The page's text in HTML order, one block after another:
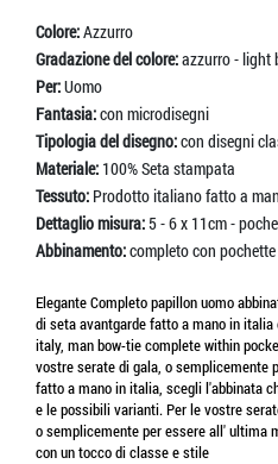
Colore:Azzurro
Gradazione del colore:azzurro - light
Per:Uomo
Fantasia:con microdisegni
Tipologia del disegno:con disegni
Materiale: 100% Seta stampata
Tessuto: Prodotto italiano fatto a
Dettaglio misura:5 - 6 x 11cm -
Abbinamento:completo con pochette
Elegante Completo papillon uomo
di seta avantgarde fatto a mano in
italy, man bow-tie complete within
vostre serate di gala, o semplicemente
fatto a mano in italia, scegli l'abbinata
e le possibili varianti. Per le vostre
o semplicemente per essere all' ultima
con un tocco di classe e stile